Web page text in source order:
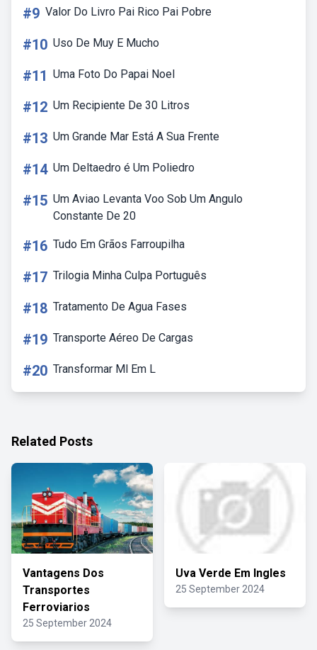
#9 Valor Do Livro Pai Rico Pai Pobre
#10 Uso De Muy E Mucho
#11 Uma Foto Do Papai Noel
#12 Um Recipiente De 30 Litros
#13 Um Grande Mar Está A Sua Frente
#14 Um Deltaedro é Um Poliedro
#15 Um Aviao Levanta Voo Sob Um Angulo
Constante De 20
#16 Tudo Em Grãos Farroupilha
#17 Trilogia Minha Culpa Português
#18 Tratamento De Agua Fases
#19 Transporte Aéreo De Cargas
#20 Transformar Ml Em L
Related Posts
Vantagens Dos
Transportes
Ferroviarios
25 September 2024
Uva Verde Em Ingles
25 September 2024